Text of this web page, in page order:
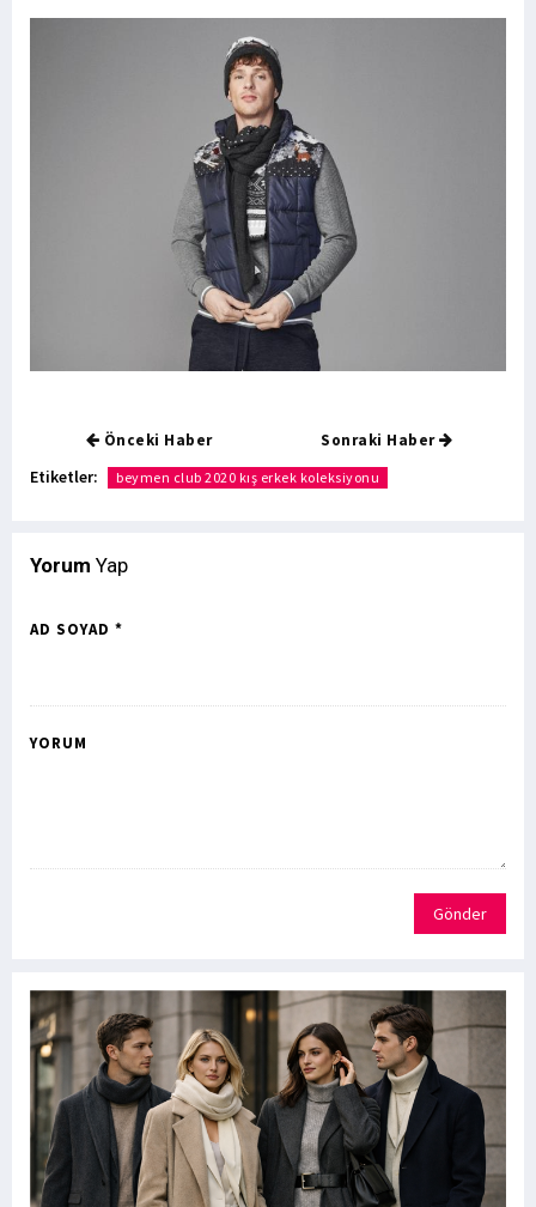
Önceki Haber Sonraki Haber
Etiketler: beymen club 2020 kış erkek koleksiyonu
Yorum Yap
AD SOYAD *
YORUM
Gönder